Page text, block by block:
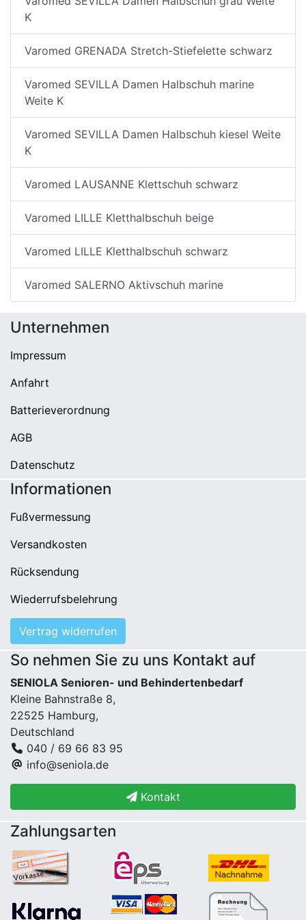
K
Varomed GRENADA Stretch-Stiefelette schwarz
Varomed SEVILLA Damen Halbschuh marine
Weite K
Varomed SEVILLA Damen Halbschuh kiesel Weite
K
Varomed LAUSANNE Klettschuh schwarz
Varomed LILLE Kletthalbschuh beige
Varomed LILLE Kletthalbschuh schwarz
Varomed SALERNO Aktivschuh marine
Unternehmen
Impressum
Anfahrt
Batterieverordnung
AGB
Datenschutz
Informationen
Fußvermessung
Versandkosten
Rücksendung
Wiederrufsbelehrung
Vertrag widerrufen
So nehmen Sie zu uns Kontakt auf
SENIOLA Senioren- und Behindertenbedarf
Kleine Bahnstraße 8,
22525 Hamburg,
Deutschland
040 / 69 66 83 95
info@seniola.de
Kontakt
Zahlungsarten